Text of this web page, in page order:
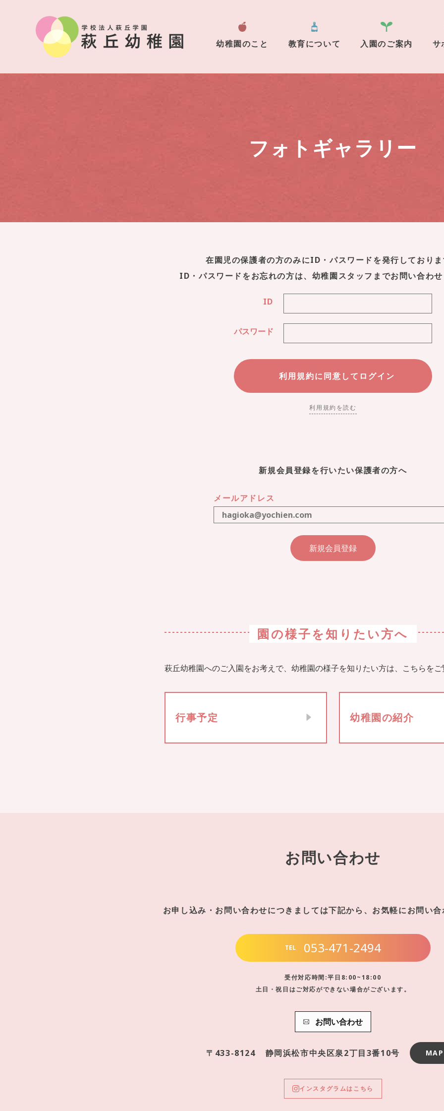
幼稚園のこと 教育について 入園のご案内 サ
フォトギャラリー
在園児の保護者の方のみにID・パスワードを発行しておりま
ID・パスワードをお忘れの方は、幼稚園スタッフまでお問い合わせ
ID
パスワード
利用規約を読む
新規会員登録を行いたい保護者の方へ
メールアドレス
園の様子を知りたい方へ
萩丘幼稚園へのご入園をお考えで、幼稚園の様子を知りたい方は、こちらをご
行事予定 幼稚園の紹介
お問い合わせ
お申し込み・お問い合わせにつきましては下記から、お気軽にお問い合
TEL 053-471-2494
受付対応時間:平日8:00~18:00
土日・祝日はご対応ができない場合がございます。
お問い合わせ
〒433-8124 静岡浜松市中央区泉2丁目3番10号 MAP
インスタグラムはこちら